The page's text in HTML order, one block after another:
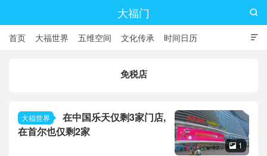
大福门

首页 大福世界 五维空间 文化传承 时间日历

免税店
大福世界
在中国乐天仅剩3家门店,
在首尔也仅剩2家
 1